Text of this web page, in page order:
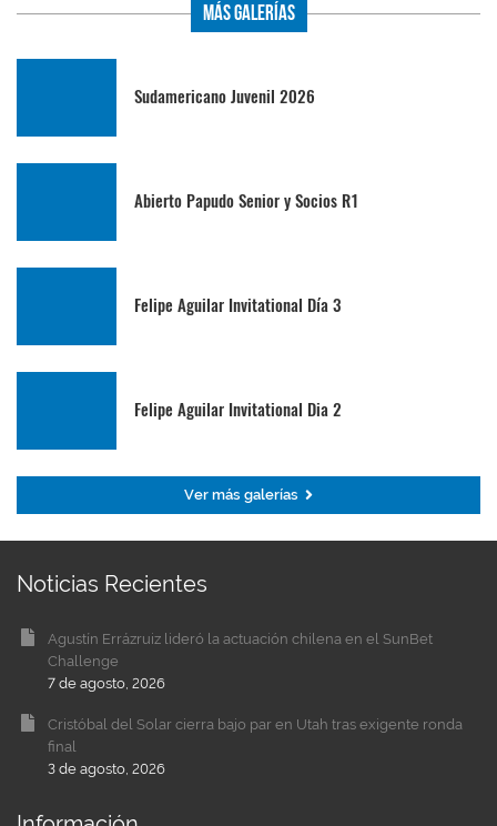
Más Galerías
Sudamericano Juvenil 2026
Abierto Papudo Senior y Socios R1
Felipe Aguilar Invitational Día 3
Felipe Aguilar Invitational Dia 2
Ver más galerías
Noticias Recientes
Agustín Errázruiz lideró la actuación chilena en el SunBet
Challenge
7 de agosto, 2026
Cristóbal del Solar cierra bajo par en Utah tras exigente ronda
final
3 de agosto, 2026